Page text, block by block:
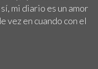
mi diario es un amor
vez en cuando con el